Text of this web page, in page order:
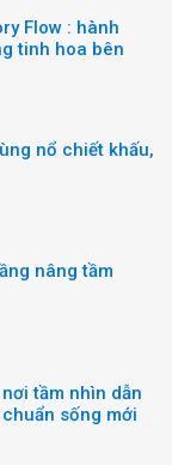
Flow : hành
tinh hoa bên
nổ chiết khấu,
nâng tầm
tầm nhìn dẫn
sống mới